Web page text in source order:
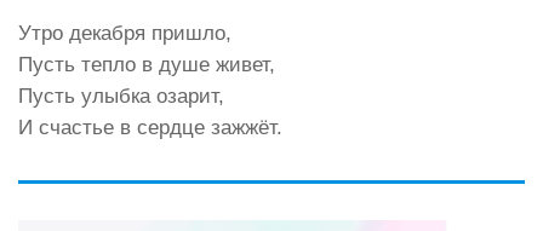
Утро декабря пришло,
Пусть тепло в душе живет,
Пусть улыбка озарит,
И счастье в сердце зажжёт.